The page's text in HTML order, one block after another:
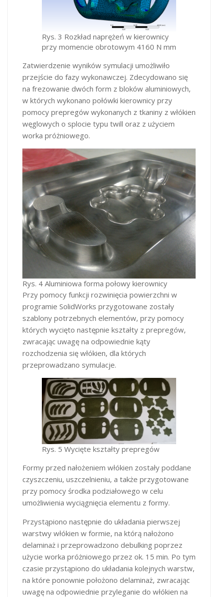
Rys. 3 Rozkład naprężeń w kierownicy
przy momencie obrotowym 4160 N mm
Zatwierdzenie wyników symulacji umożliwiło
przejście do fazy wykonawczej. Zdecydowano się
na frezowanie dwóch form z bloków aluminiowych,
w których wykonano połówki kierownicy przy
pomocy prepregów wykonanych z tkaniny z włókien
węglowych o splocie typu twill oraz z użyciem
worka próżniowego.
Rys. 4 Aluminiowa forma połowy kierownicy
Przy pomocy funkcji rozwinięcia powierzchni w
programie SolidWorks przygotowane zostały
szablony potrzebnych elementów, przy pomocy
których wycięto następnie kształty z prepregów,
zwracając uwagę na odpowiednie kąty
rozchodzenia się włókien, dla których
przeprowadzano symulacje.
Rys. 5 Wycięte kształty prepregów
Formy przed nałożeniem włókien zostały poddane
czyszczeniu, uszczelnieniu, a także przygotowane
przy pomocy środka podziałowego w celu
umożliwienia wyciągnięcia elementu z formy.
Przystąpiono następnie do układania pierwszej
warstwy włókien w formie, na którą nałożono
delaminaż i przeprowadzono debulking poprzez
użycie worka próżniowego przez ok. 15 min. Po tym
czasie przystąpiono do układania kolejnych warstw,
na które ponownie położono delaminaż, zwracając
uwagę na odpowiednie przyleganie do włókien na